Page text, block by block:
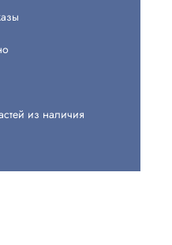
из наличия